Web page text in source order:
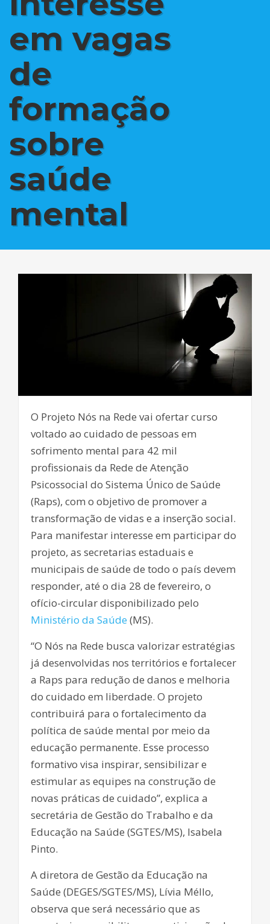
em vagas
de
formação
sobre
saúde
mental
O Projeto Nós na Rede vai ofertar curso
voltado ao cuidado de pessoas em
sofrimento mental para 42 mil
profissionais da Rede de Atenção
Psicossocial do Sistema Único de Saúde
(Raps), com o objetivo de promover a
transformação de vidas e a inserção social.
Para manifestar interesse em participar do
projeto, as secretarias estaduais e
municipais de saúde de todo o país devem
responder, até o dia 28 de fevereiro, o
ofício-circular disponibilizado pelo
Ministério da Saúde(MS).
“O Nós na Rede busca valorizar estratégias
já desenvolvidas nos territórios e fortalecer
a Raps para redução de danos e melhoria
do cuidado em liberdade. O projeto
contribuirá para o fortalecimento da
política de saúde mental por meio da
educação permanente. Esse processo
formativo visa inspirar, sensibilizar e
estimular as equipes na construção de
novas práticas de cuidado”, explica a
secretária de Gestão do Trabalho e da
Educação na Saúde (SGTES/MS), Isabela
Pinto.
A diretora de Gestão da Educação na
Saúde (DEGES/SGTES/MS), Lívia Méllo,
observa que será necessário que as